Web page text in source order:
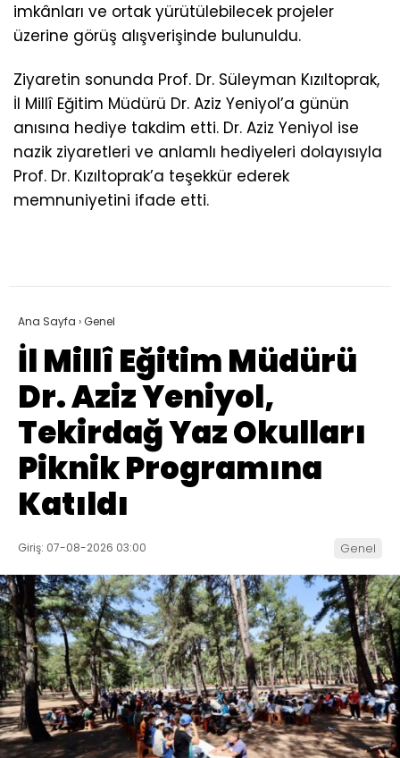
imkânları ve ortak yürütülebilecek projeler
üzerine görüş alışverişinde bulunuldu.
Ziyaretin sonunda Prof. Dr. Süleyman Kızıltoprak,
İl Millî Eğitim Müdürü Dr. Aziz Yeniyol’a günün
anısına hediye takdim etti. Dr. Aziz Yeniyol ise
nazik ziyaretleri ve anlamlı hediyeleri dolayısıyla
Prof. Dr. Kızıltoprak’a teşekkür ederek
memnuniyetini ifade etti.
Ana Sayfa ›Genel
İl Millî Eğitim Müdürü
Dr. Aziz Yeniyol,
Tekirdağ Yaz Okulları
Piknik Programına
Katıldı
Giriş: 07-08-2026 03:00 Genel